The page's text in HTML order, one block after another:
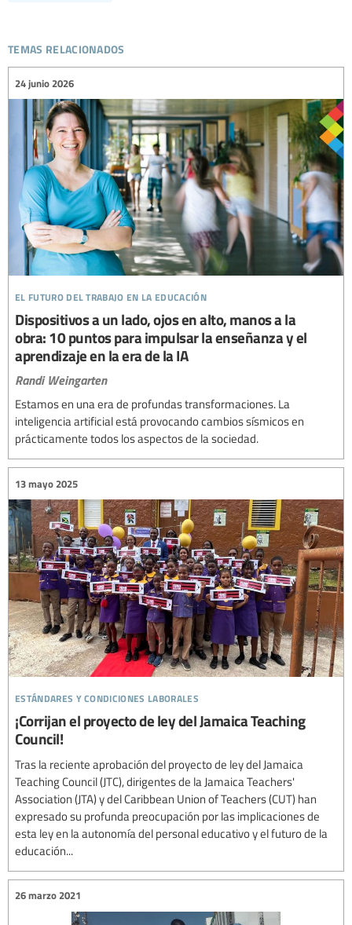
temas relacionados
el futuro del trabajo en la educación
24 junio 2026
Dispositivos a un lado, ojos en alto, manos a la
obra: 10 puntos para impulsar la enseñanza y el
aprendizaje en la era de la IA
Randi Weingarten
Estamos en una era de profundas transformaciones. La
inteligencia artificial está provocando cambios sísmicos en
prácticamente todos los aspectos de la sociedad.
estándares y condiciones laborales
13 mayo 2025
¡Corrijan el proyecto de ley del Jamaica Teaching
Council!
Tras la reciente aprobación del proyecto de ley del Jamaica
Teaching Council (JTC), dirigentes de la Jamaica Teachers'
Association (JTA) y del Caribbean Union of Teachers (CUT) han
expresado su profunda preocupación por las implicaciones de
esta ley en la autonomía del personal educativo y el futuro de la
educación...
26 marzo 2021